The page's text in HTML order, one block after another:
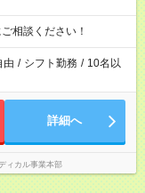
相談ください！
由 / シフト勤務 / 10名以
詳細へ
ィカル事業本部